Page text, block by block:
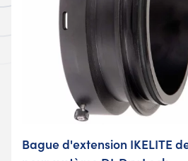
Bague d'extension IKELITE